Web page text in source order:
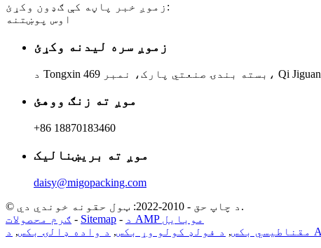
زموږ خبر پاڼه کې ګډون وکړئ:
اوس پوښتنه
زموږ سره لیدنه وکړئ
موږ ته زنګ ووهئ
+86 18870183460
موږ ته بریښنالیک
daisy@migopacking.com
© د چاپ حق - 2010-2022: ټول حقونه خوندي دي.
ګرم محصولات - Sitemap -
د AMP موبایل
مقناطیسي بکس, د فولډ کولو وړ بکس, د واده ډالۍ بکس,